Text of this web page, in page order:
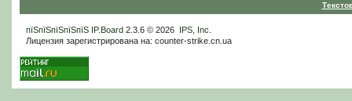
пїЅпїЅпїЅпїЅпїЅ IP.Board2.3.6 © 2026 IPS, Inc
Лицензия зарегистрирована на: counter-strike.cn.ua